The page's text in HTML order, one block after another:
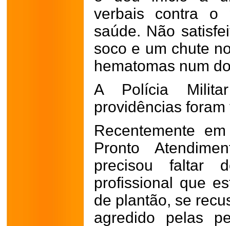
verbais contra o
saúde. Não
soco e um chute
hematomas num
A Polícia
providências
Recentemente
Pronto
precisou faltar
profissional que
de plantão, se
agredido pelas